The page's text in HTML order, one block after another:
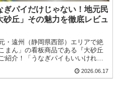
ぎパイだけじゃない！地元民
丘」その魅力を徹底レビュ
・遠州（静岡県西部）エリアで絶
まん」の看板商品である『大砂丘
紹介！「うなぎパイもいいけれ
品ブッセ。さらに、今の時期しか
2026.06.17